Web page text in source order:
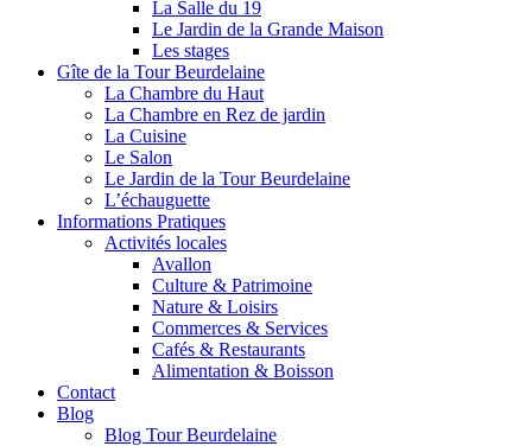
La Salle du 19
Le Jardin de la Grande Maison
Les stages
Gîte de la Tour Beurdelaine
La Chambre du Haut
La Chambre en Rez de jardin
La Cuisine
Le Salon
Le Jardin de la Tour Beurdelaine
L’échauguette
Informations Pratiques
Activités locales
Avallon
Culture & Patrimoine
Nature & Loisirs
Commerces & Services
Cafés & Restaurants
Alimentation & Boisson
Contact
Blog
Blog Tour Beurdelaine